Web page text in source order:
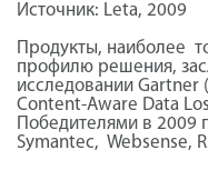
Источник: Leta, 2009
Продукты, наиболее
профилю решения,
исследовании
Content-Aware Data
Победителями в 2009
Symantec, Websense,